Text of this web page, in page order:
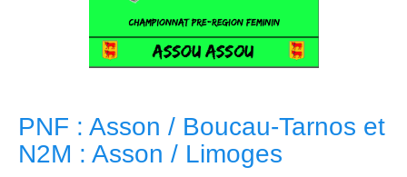
PNF : Asson / Boucau-Tarnos et
N2M : Asson / Limoges